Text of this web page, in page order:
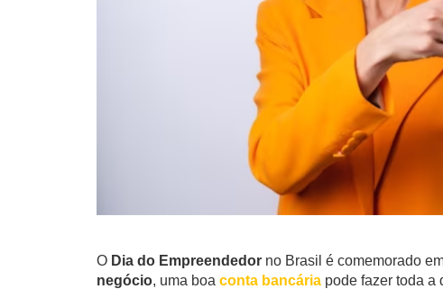
O Dia do Empreendedor no Brasil é comemorado
negócio, uma boa conta bancária pode fazer toda a